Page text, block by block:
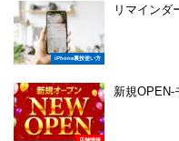
iPhone裏技使い方
リマインダ
店舗情報
新規OPEN-